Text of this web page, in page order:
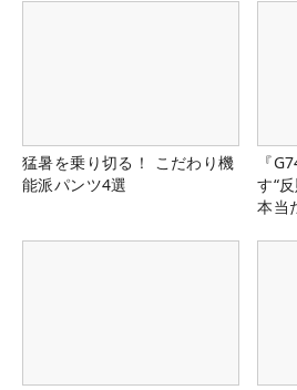
猛暑を乗り切る！ こだわり機
能派パンツ4選
『
す“
本当